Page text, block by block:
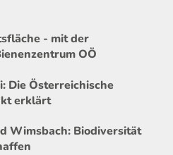
- mit der
OÖ
Die Österreichische
erklärt
Wimsbach: Biodiversität